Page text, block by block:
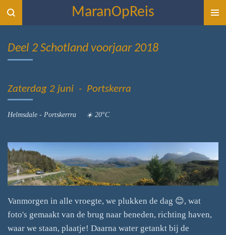
Ga
direct
de
MaranOpReis
Deel 2 Schotland voorjaar 2018
Zaterdag 2 juni - Portskerra
Helmsdale - Portskerrra ☀️ 20°C
Vanmorgen in alle vroegte, we plukken de dag 😊, wat
foto's gemaakt van de brug naar beneden, richting haven,
waar we staan, plaatje! Daarna water getankt bij de